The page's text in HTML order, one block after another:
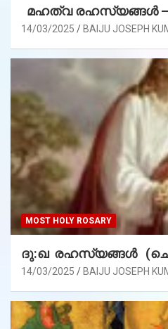
മഹത്വ രഹസ്യങ്ങള്‍
14/03/2025 BAIJU JOSEPH
MOST HOLY ROSARY
ദു:ഖ രഹസ്യങ്ങൾ
14/03/2025 BAIJU JOSEPH